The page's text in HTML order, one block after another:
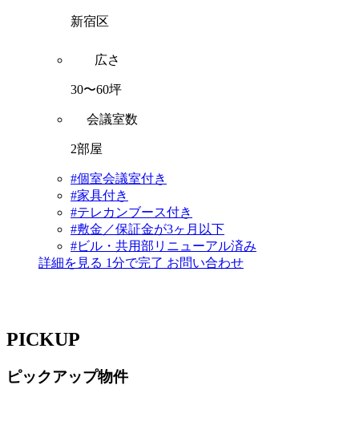
新宿区
広さ
30〜60坪
会議室数
2部屋
#個室会議室付き
#家具付き
#テレカンブース付き
#敷金／保証金が3ヶ月以下
#ビル・共用部リニューアル済み
詳細を見る 1分で完了 お問い合わせ
PICKUP
ピックアップ物件